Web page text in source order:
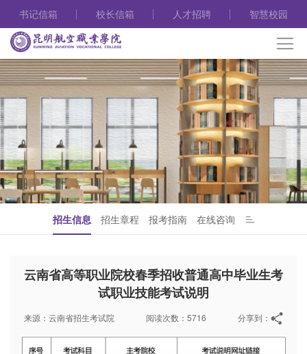
书记信箱 校长信箱 人才招聘 智慧校园
招生信息 招生章程 报考指南 在线咨询
云南省高等职业院校春季招收普通高中毕业生考
试职业技能考试说明
来源：云南省招生考试院 阅读次数：5716 分享到：